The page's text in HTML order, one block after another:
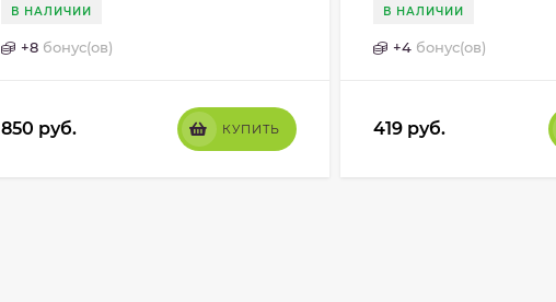
В НАЛИЧИИ
+8 бонус(ов)
850 руб. КУПИТЬ
В НАЛИЧИИ
+4 бонус(ов)
419 руб.